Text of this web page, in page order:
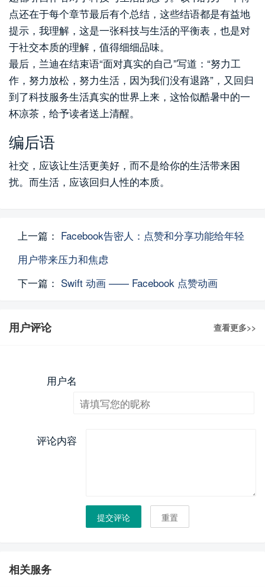
点还在于每个章节最后有个总结，这些结语都是有益地
提示，我理解，这是一张科技与生活的平衡表，也是对
于社交本质的理解，值得细细品味。
最后，兰迪在结束语“面对真实的自己”写道：“努力工
作，努力放松，努力生活，因为我们没有退路”，又回归
到了科技服务生活真实的世界上来，这恰似酷暑中的一
杯凉茶，给予读者送上清醒。
编后语
社交，应该让生活更美好，而不是给你的生活带来困
扰。而生活，应该回归人性的本质。
上一篇： Facebook告密人：点赞和分享功能给年轻
用户带来压力和焦虑
下一篇： Swift 动画 —— Facebook 点赞动画
用户评论 查看更多>>
用户名
评论内容
提交评论 重置
相关服务